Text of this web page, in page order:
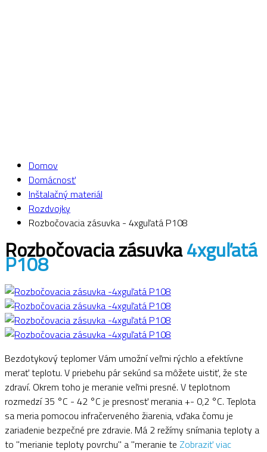
Domov
Domácnosť
Inštalačný materiál
Rozdvojky
Rozbočovacia zásuvka - 4xguľatá P108
Rozbočovacia zásuvka4xguľatá
P108
Bezdotykový teplomer Vám umožní veľmi rýchlo a efektívne
merať teplotu. V priebehu pár sekúnd sa môžete uistiť, že ste
zdraví. Okrem toho je meranie veľmi presné. V teplotnom
rozmedzí 35 °C - 42 °C je presnosť merania +- 0,2 °C. Teplota
sa meria pomocou infračerveného žiarenia, vďaka čomu je
zariadenie bezpečné pre zdravie. Má 2 režímy snímania teploty a
to "merianie teploty povrchu" a "meranie te Zobraziť viac